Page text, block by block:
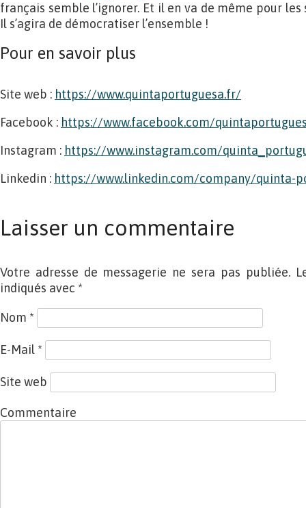
français semble l’ignorer. Et il en va de même pour
Il s’agira de démocratiser l’ensemble !
Pour en savoir plus
Site web : https://www.quintaportuguesa.fr/
Facebook : https://www.facebook.com/
Instagram : https://www.instagram.com/
Linkedin : https://www.linkedin.com/company/quinta-
Laisser un commentaire
Votre adresse de messagerie ne sera pas publiée.
indiqués avec *
Nom *
E-Mail *
Site web
Commentaire